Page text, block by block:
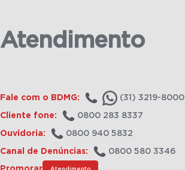
Atendimento
Fale com o BDMG: (31) 3219-8000
Cliente fone: 0800 283 8337
Ouvidoria: 0800 940 5832
Canal de Denúncias: 0800 580 3346
Atendimento